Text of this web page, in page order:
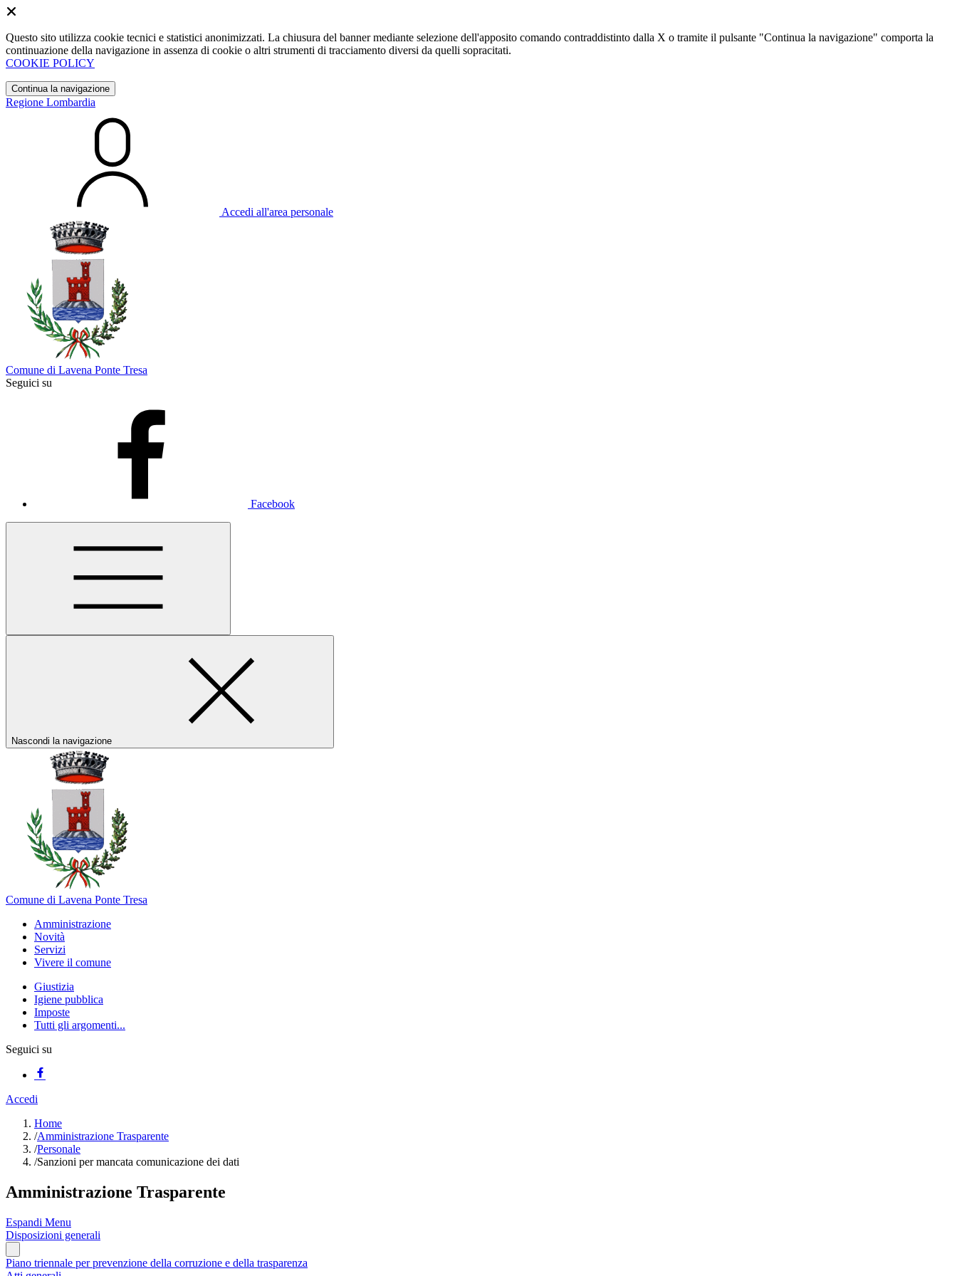
Questo sito utilizza cookie tecnici e statistici anonimizzati. La chiusura del banner mediante selezione dell'apposito comando contraddistinto dalla X o tramite il pulsante "Continua la navigazione" comporta la
continuazione della navigazione in assenza di cookie o altri strumenti di tracciamento diversi da quelli sopracitati.
COOKIE POLICY
Continua la navigazione
Regione Lombardia
Accedi all'area personale
Comune di Lavena Ponte Tresa
Seguici su
Facebook
Nascondi la navigazione
Comune di Lavena Ponte Tresa
Amministrazione
Novità
Servizi
Vivere il comune
Giustizia
Igiene pubblica
Imposte
Tutti gli argomenti...
Seguici su
Accedi
Home
/Amministrazione Trasparente
/Personale
/Sanzioni per mancata comunicazione dei dati
Amministrazione Trasparente
Espandi Menu
Disposizioni generali
Piano triennale per prevenzione della corruzione e della trasparenza